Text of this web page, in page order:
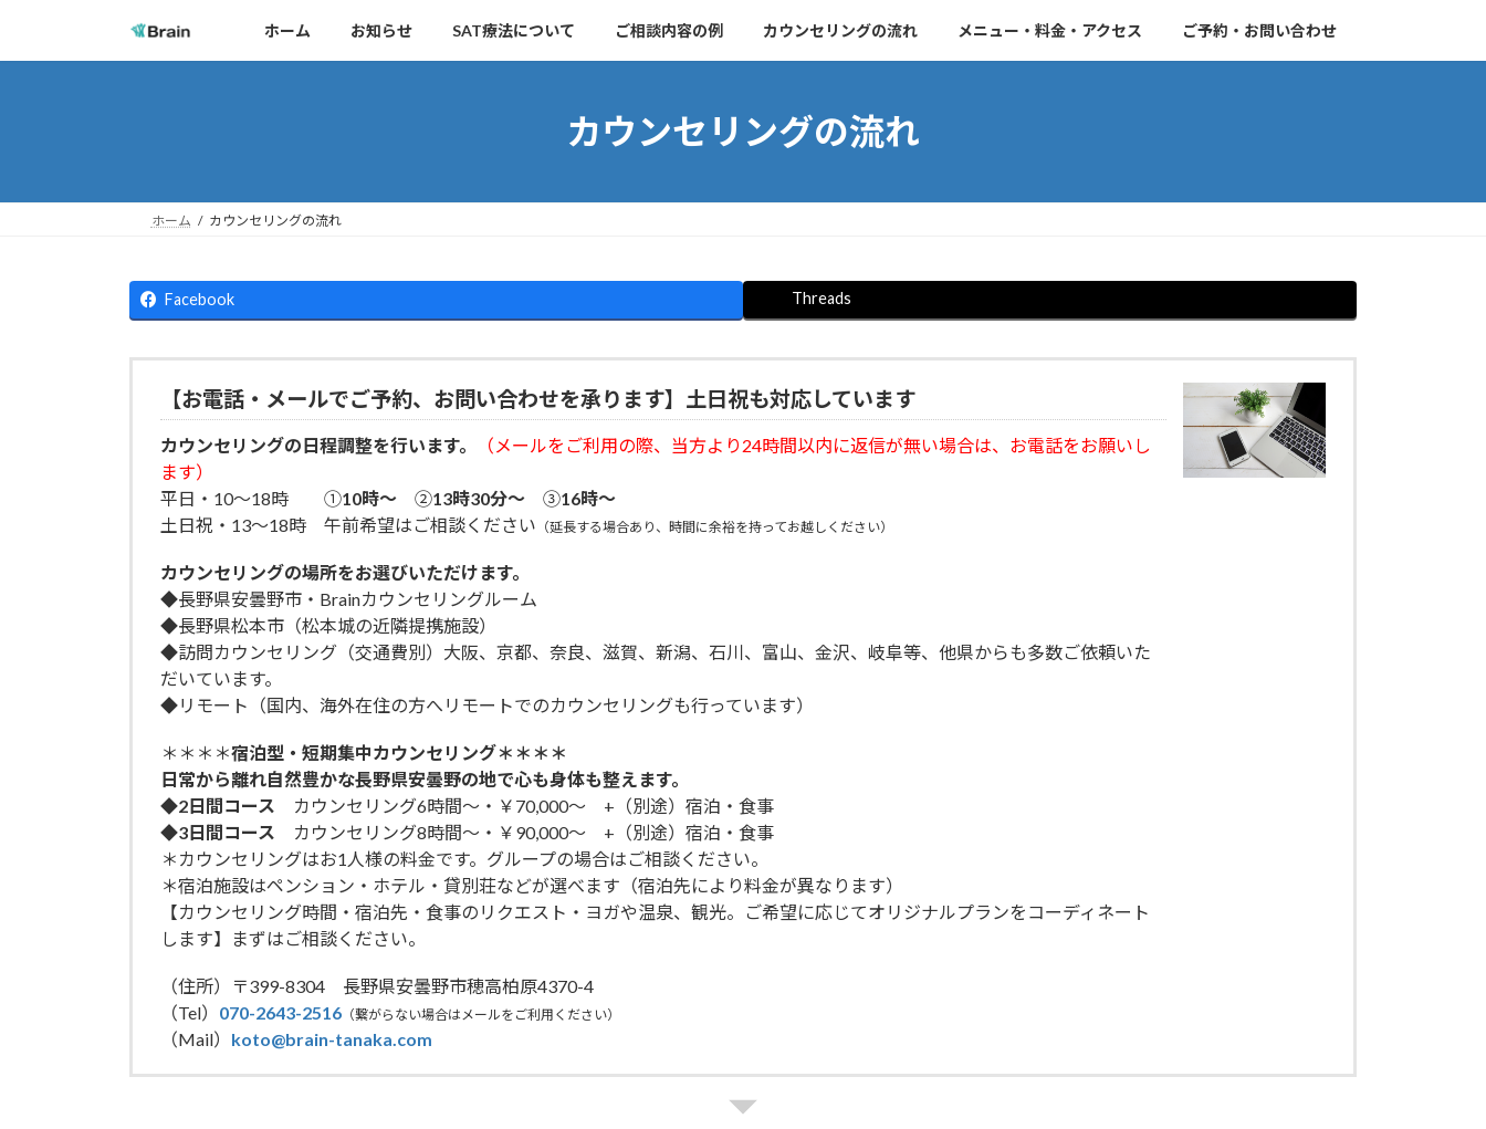
テ
キ
ゲ
に
ホーム お知らせ SAT療法について ご相談内容の例 カウンセリングの流れ メニュー・料金・アクセス ご予約・お問い合わせ
カウンセリングの流れ
ホーム カウンセリングの流れ
Facebook Threads
【お電話・メールでご予約、お問い合わせを承ります】 土日祝も対応しています
カウンセリングの日程調整を行います。
（メールをご利用の際、当方より24時間以内に返信が無い場合は、お電話をお願いし
ます）
平日・10～18時 ①10時～ ➁13時30分～ ③16時～
土日祝・13～18時 午前希望はご相談ください （延長する場合あり、時間に余裕を持ってお越しください）
カウンセリングの場所をお選びいただけます。
◆長野県安曇野市・Brainカウンセリングルーム
◆長野県松本市（松本城の近隣提携施設）
◆訪問カウンセリング（交通費別）大阪、京都、奈良、滋賀、新潟、石川、富山、金沢、岐阜等、他県からも多数ご依頼いた
だいています。
◆リモート（国内、海外在住の方へリモートでのカウンセリングも行っています）
＊＊＊＊宿泊型・短期集中カウンセリング＊＊＊＊
日常から離れ自然豊かな長野県安曇野の地で心も身体も整えます。
◆2日間コース カウンセリング6時間～・￥70,000～ +（別途）宿泊・食事
◆3日間コース カウンセリング8時間～・￥90,000～ +（別途）宿泊・食事
＊カウンセリングはお1人様の料金です。グループの場合はご相談ください。
＊宿泊施設はペンション・ホテル・貸別荘などが選べます（宿泊先により料金が異なります）
【カウンセリング時間・宿泊先・食事のリクエスト・ヨガや温泉、観光。ご希望に応じてオリジナルプランをコーディネート
します】まずはご相談ください。
（住所）〒399-8304 長野県安曇野市穂高柏原4370-4
（Tel） 070-2643-2516 （繋がらない場合はメールをご利用ください）
（Mail） koto@brain-tanaka.com